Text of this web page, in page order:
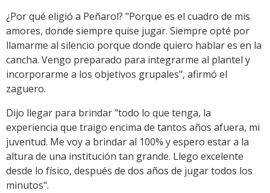
¿Por qué eligió a Peñarol? "Porque es el cuadro de mis
amores, donde siempre quise jugar. Siempre opté por
llamarme al silencio porque donde quiero hablar es en la
cancha. Vengo preparado para integrarme al plantel y
incorporarme a los objetivos grupales", afirmó el
zaguero.
Dijo llegar para brindar "todo lo que tenga, la
experiencia que traigo encima de tantos años afuera, mi
juventud. Me voy a brindar al 100% y espero estar a la
altura de una institución tan grande. Llego excelente
desde lo físico, después de dos años de jugar todos los
minutos".